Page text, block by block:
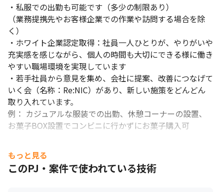
・私服での出勤も可能です（多少の制限あり）
（業務提携先やお客様企業での作業や訪問する場合を除
く）
・ホワイト企業認定取得：社員一人ひとりが、やりがいや
充実感を感じながら、個人の時間も大切にできる様に働き
やすい職場環境を実現しています
・若手社員から意見を集め、会社に提案、改善につなげて
いく会（名称：Re:NIC）があり、新しい施策をどんどん
取り入れています。
例： カジュアルな服装での出勤、休憩コーナーの設置、
お菓子BOX設置でコンビニに行かずにお菓子購入可
＜技術向上、教育体制＞
・OJT制度：先輩社員のサポートのもとOJTを行うので、
専門知識やスキルを身につけることができます
もっと見る
このPJ・案件で使われている技術